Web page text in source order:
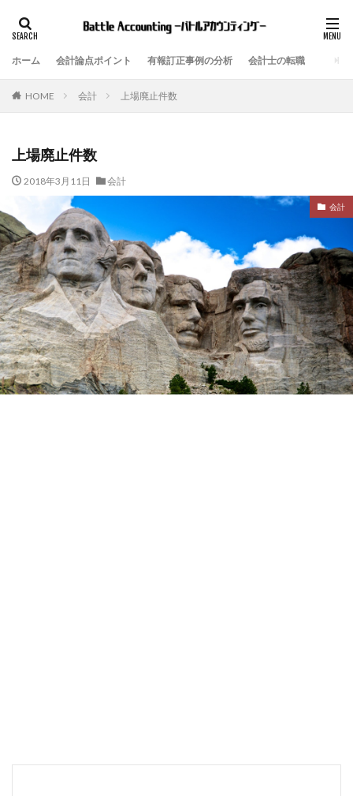
ホーム 会計論点ポイント 有報訂正事例の分析 会計士の転職
HOME 会計 上場廃止件数
上場廃止件数
2018年3月11日 会計
会計